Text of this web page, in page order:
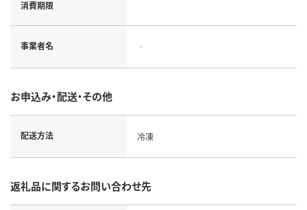
消費期限
事業者名 ‐
お申込み・配送・その他
配送方法 冷凍
返礼品に関するお問い合わせ先